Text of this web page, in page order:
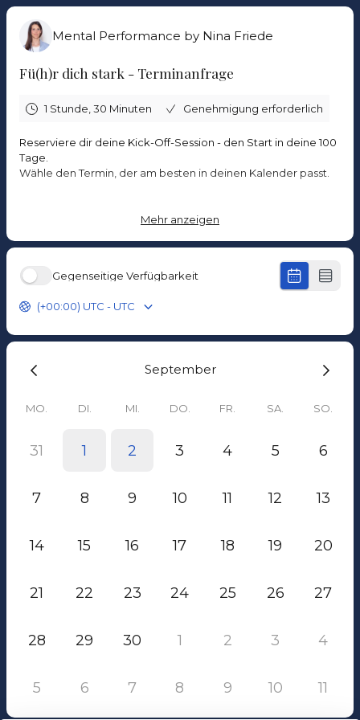
Mental Performance by Nina Friede
Fü(h)r dich stark - Terminanfrage
1 Stunde, 30 Minuten Genehmigung erforderlich
Reserviere dir deine Kick-Off-Session - den Start in deine 100
Tage.
Wähle den Termin, der am besten in deinen Kalender passt.
Dein Kickoff wird nach Zahlungseingang verbindlich
Sollte keiner der Termine passen, melde dich kurz bei mir -
wir finden eine Lösung.
Ich freue mich auf dich.
Mehr anzeigen
Gegenseitige Verfügbarkeit
(+00:00) UTC - UTC
September
MO. DI. MI. DO. FR. SA. SO.
31 1 2 3 4 5 6
7 8 9 10 11 12 13
14 15 16 17 18 19 20
21 22 23 24 25 26 27
28 29 30 1 2 3 4
5 6 7 8 9 10 11